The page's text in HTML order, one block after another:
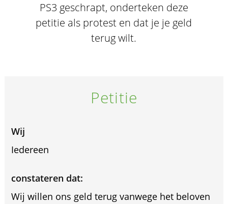
PS3 geschrapt, onderteken deze
petitie als protest en dat je je geld
terug wilt.
Petitie
Wij
Iedereen
constateren dat:
Wij willen ons geld terug vanwege het beloven